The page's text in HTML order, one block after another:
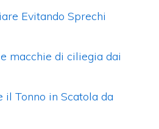
vi
Evitando Sprechi
macchie di ciliegia dai
il Tonno in Scatola da